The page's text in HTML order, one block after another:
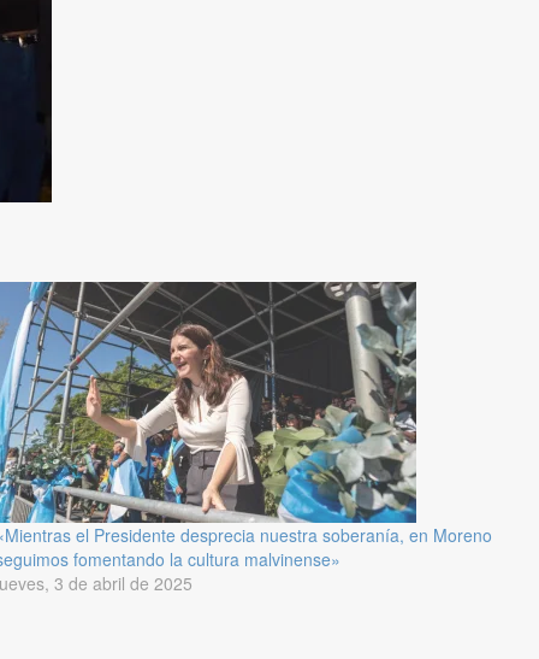
el Presidente desprecia nuestra soberanía, en Moreno
fomentando la cultura malvinense»
3 de abril de 2025